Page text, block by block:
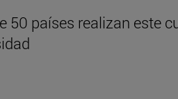
50 países realizan este